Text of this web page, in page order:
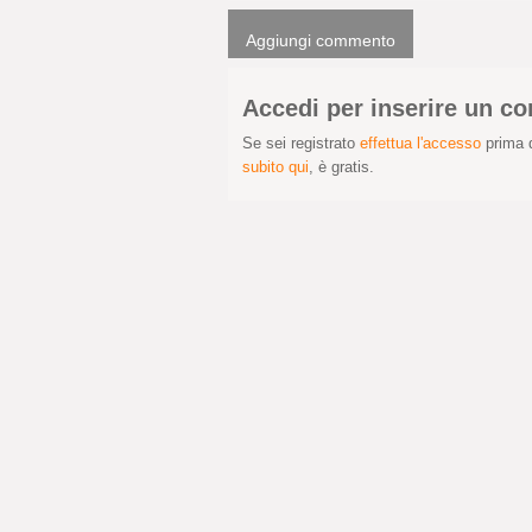
Aggiungi commento
Accedi per inserire un
Se sei registrato effettua l'accesso prima
subito qui, è gratis.